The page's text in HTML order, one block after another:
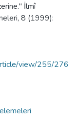
İlmî
8 (1999):
view/255/276